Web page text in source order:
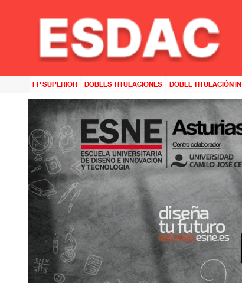
FP SUPERIOR DOBLES TITULACIONES DOBLE TITULACIÓN